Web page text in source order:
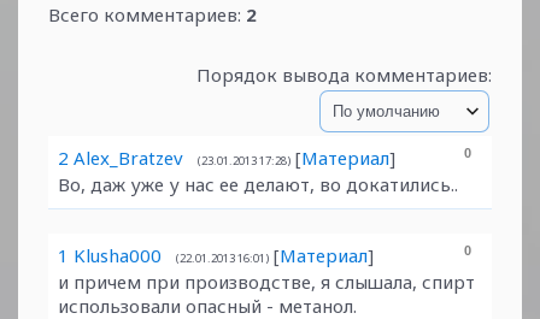
Всего комментариев: 2
Порядок вывода комментариев:
0
2 Alex_Bratzev (23.01.2013 17:28) [Материал]
Во, даж уже у нас ее делают, во докатились..
0
1 Klusha000 (22.01.2013 16:01) [Материал]
и причем при производстве, я слышала, спирт
использовали опасный - метанол.